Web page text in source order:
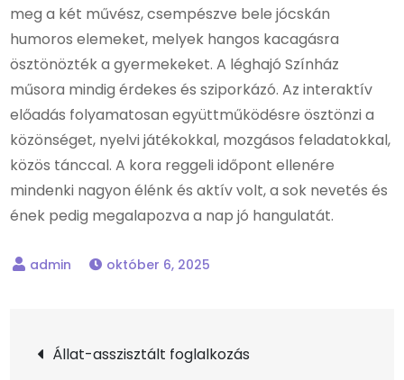
meg a két művész, csempészve bele jócskán
humoros elemeket, melyek hangos kacagásra
ösztönözték a gyermekeket. A léghajó Színház
műsora mindig érdekes és sziporkázó. Az interaktív
előadás folyamatosan együttműködésre ösztönzi a
közönséget, nyelvi játékokkal, mozgásos feladatokkal,
közös tánccal. A kora reggeli időpont ellenére
mindenki nagyon élénk és aktív volt, a sok nevetés és
ének pedig megalapozva a nap jó hangulatát.
október 6, 2025
Bejegyzés
Állat-asszisztált foglalkozás